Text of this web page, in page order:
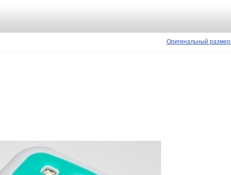
Оригинальный размер